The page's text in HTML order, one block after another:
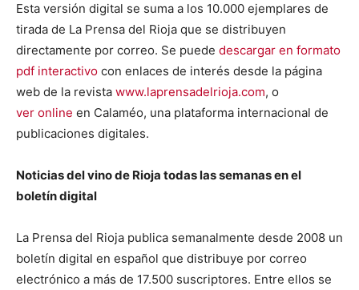
Esta versión digital se suma a los 10.000 ejemplares de
tirada de La Prensa del Rioja que se distribuyen
directamente por correo. Se puede descargar en formato
pdf interactivo con enlaces de interés desde la página
web de la revista www.laprensadelrioja.com, o
ver online en Calaméo, una plataforma internacional de
publicaciones digitales.
Noticias del vino de Rioja todas las semanas en el
boletín digital
La Prensa del Rioja publica semanalmente desde 2008 un
boletín digital en español que distribuye por correo
electrónico a más de 17.500 suscriptores. Entre ellos se